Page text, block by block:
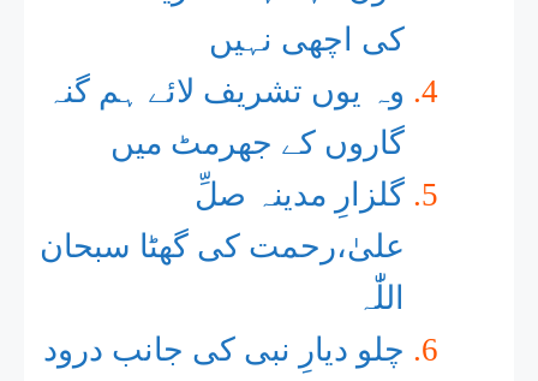
کی اچھی نہیں
وہ یوں تشریف لائے ہم گنہ
گاروں کے جھرمٹ میں
گلزارِ مدینہ صلِّ
علیٰ،رحمت کی گھٹا سبحان
اللّٰٰہ
چلو دیارِ نبی کی جانب درود